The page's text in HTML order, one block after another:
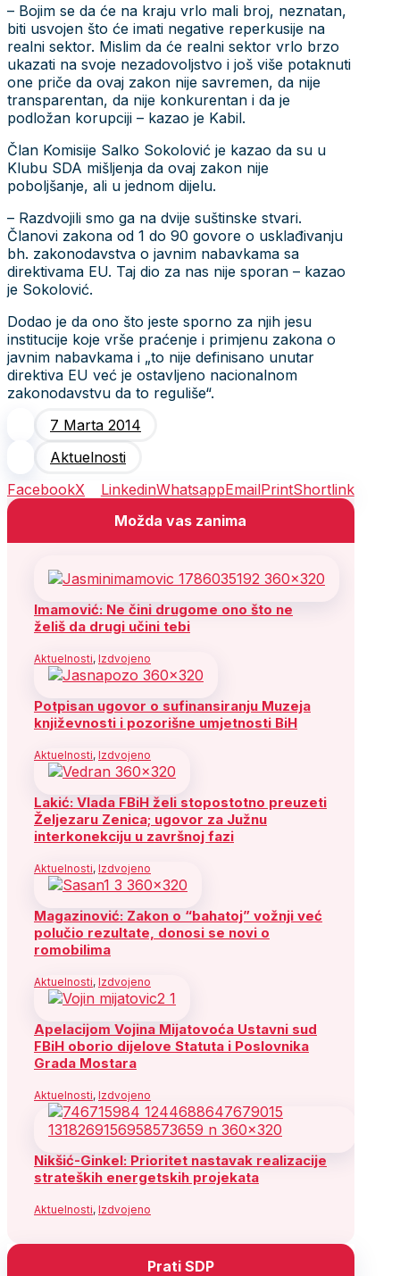
– Bojim se da će na kraju vrlo mali broj, neznatan,
biti usvojen što će imati negative reperkusije na
realni sektor. Mislim da će realni sektor vrlo brzo
ukazati na svoje nezadovoljstvo i još više potaknuti
one priče da ovaj zakon nije savremen, da nije
transparentan, da nije konkurentan i da je
podložan korupciji – kazao je Kabil.
Član Komisije Salko Sokolović je kazao da su u
Klubu SDA mišljenja da ovaj zakon nije
poboljšanje, ali u jednom dijelu.
– Razdvojili smo ga na dvije suštinske stvari.
Članovi zakona od 1 do 90 govore o usklađivanju
bh. zakonodavstva o javnim nabavkama sa
direktivama EU. Taj dio za nas nije sporan – kazao
je Sokolović.
Dodao je da ono što jeste sporno za njih jesu
institucije koje vrše praćenje i primjenu zakona o
javnim nabavkama i „to nije definisano unutar
direktiva EU već je ostavljeno nacionalnom
zakonodavstvu da to reguliše“.
7 Marta 2014
Aktuelnosti
FacebookX LinkedinWhatsappEmailPrintShortlink
Možda vas zanima
Imamović: Ne čini drugome ono što ne
želiš da drugi učini tebi
Aktuelnosti, Izdvojeno
Potpisan ugovor o sufinansiranju Muzeja
književnosti i pozorišne umjetnosti BiH
Aktuelnosti, Izdvojeno
Lakić: Vlada FBiH želi stopostotno preuzeti
Željezaru Zenica; ugovor za Južnu
interkonekciju u završnoj fazi
Aktuelnosti, Izdvojeno
Magazinović: Zakon o “bahatoj” vožnji već
polučio rezultate, donosi se novi o
romobilima
Aktuelnosti, Izdvojeno
Apelacijom Vojina Mijatovoća Ustavni sud
FBiH oborio dijelove Statuta i Poslovnika
Grada Mostara
Aktuelnosti, Izdvojeno
Nikšić-Ginkel: Prioritet nastavak realizacije
strateških energetskih projekata
Aktuelnosti, Izdvojeno
Prati SDP